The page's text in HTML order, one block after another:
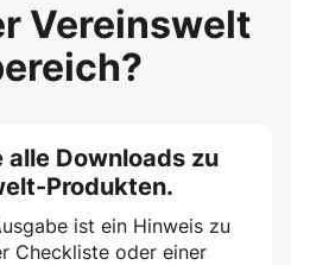
Vereinswelt
alle Downloads zu
Produkten.
ist ein Hinweis zu
Checkliste oder einer